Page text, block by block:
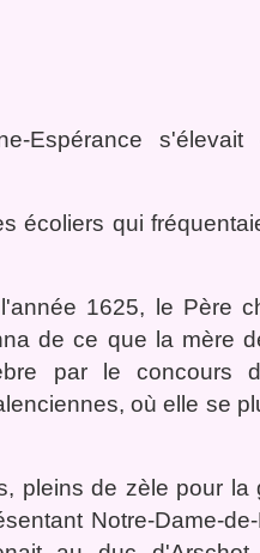
Espérance
écoliers qui
1625, le Père
de ce que la mère
par le concours
où elle se
pleins de zèle pour la
Notre-Dame-